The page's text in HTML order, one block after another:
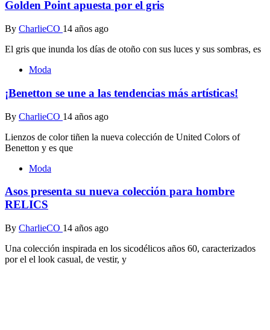
Golden Point apuesta por el gris
By CharlieCO 14 años ago
El gris que inunda los días de otoño con sus luces y sus sombras, es
Moda
¡Benetton se une a las tendencias más artísticas!
By CharlieCO 14 años ago
Lienzos de color tiñen la nueva colección de United Colors of
Benetton y es que
Moda
Asos presenta su nueva colección para hombre
RELICS
By CharlieCO 14 años ago
Una colección inspirada en los sicodélicos años 60, caracterizados
por el el look casual, de vestir, y